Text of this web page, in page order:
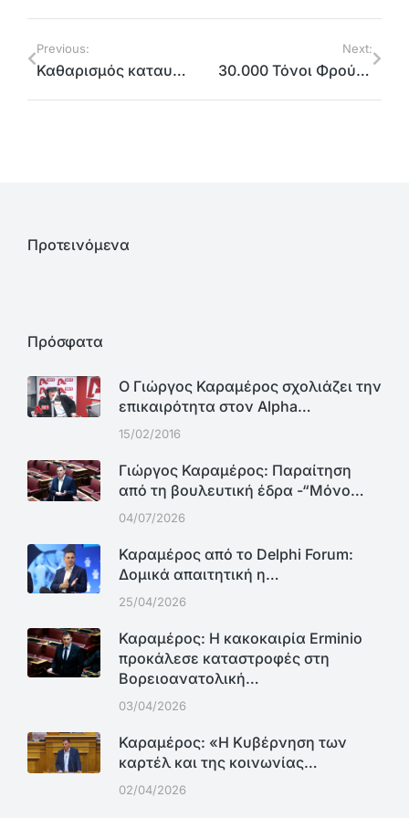
Previous:
Καθαρισμός καταυλισμού Ρομά στο Νομισματοκοπείο
Next:
30.000 Τόνοι Φρούτων Στους Δικαιούχους της Επισιτιστικής Βοήθειας (ΤΕΒΑ) Από Την Περιφέρεια Αττικής στο Β.Τ.
Προτεινόμενα
Πρόσφατα
Ο Γιώργος Καραμέρος σχολιάζει την
επικαιρότητα στον Alpha…
15/02/2016
Γιώργος Καραμέρος: Παραίτηση
από τη βουλευτική έδρα -“Μόνο…
04/07/2026
Καραμέρος από το Delphi Forum:
Δομικά απαιτητική η…
25/04/2026
Καραμέρος: Η κακοκαιρία Erminio
προκάλεσε καταστροφές στη
Βορειοανατολική…
03/04/2026
Καραμέρος: «Η Κυβέρνηση των
καρτέλ και της κοινωνίας…
02/04/2026